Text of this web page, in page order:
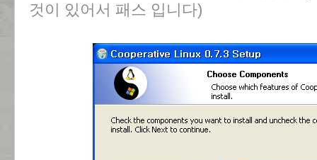
것이 있어서 패스 입니다)